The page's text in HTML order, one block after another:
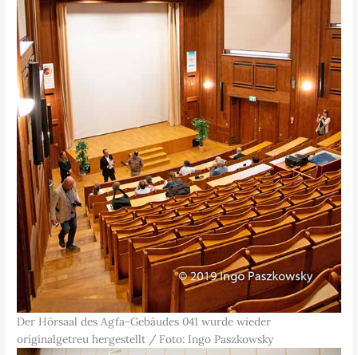
Der Hörsaal des Agfa-Gebäudes 041 wurde wieder
originalgetreu hergestellt / Foto: Ingo Paszkowsky